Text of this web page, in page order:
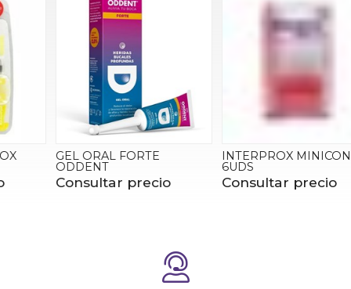
GEL ORAL FORTE
ODDENT
Consultar precio
INTERPROX MINICONICO
Consultar precio